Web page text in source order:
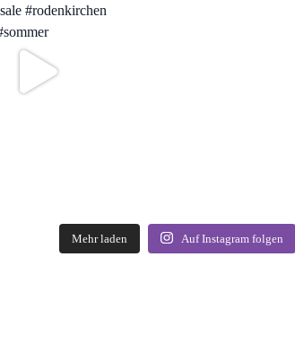
Mehr laden Auf Instagram folgen